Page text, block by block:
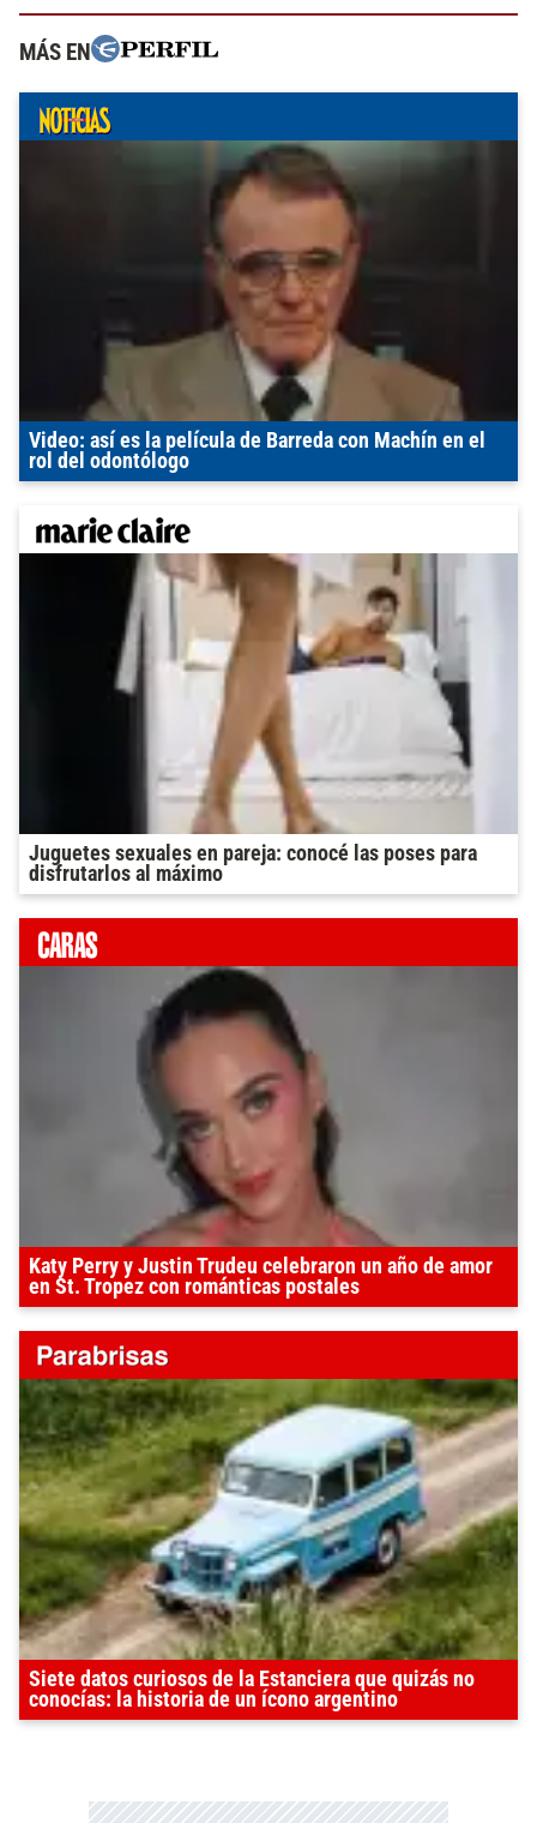
MÁS EN
Video: así es la película de Barreda con Machín en el
rol del odontólogo
Juguetes sexuales en pareja: conocé las poses para
disfrutarlos al máximo
Katy Perry y Justin Trudeu celebraron un año de amor
en St. Tropez con románticas postales
Siete datos curiosos de la Estanciera que quizás no
conocías: la historia de un ícono argentino